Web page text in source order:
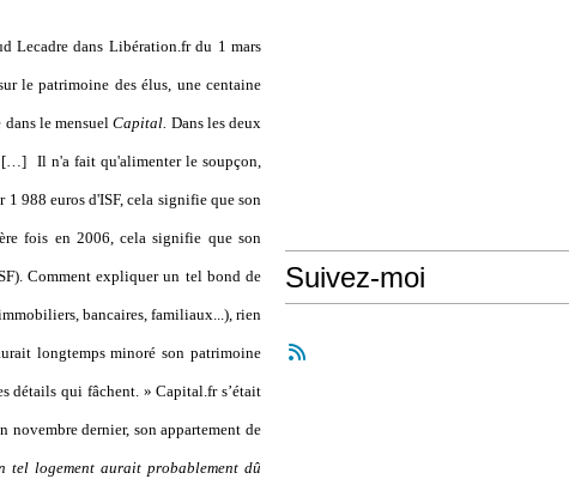
Lecadre dans Libération.fr du 1 mars
le patrimoine des élus, une centaine
dans le mensuelCapital. Dans les deux
[…] Il n'a fait qu'alimenter le soupçon,
988 euros d'ISF, cela signifie que son
fois en 2006, cela signifie que son
Comment expliquer un tel bond de
bancaires, familiaux...), rien
longtemps minoré son patrimoine
détails qui fâchent. »Capital.fr s’était
dernier, son appartement de
tel logement aurait probablement dû
Suivez-moi